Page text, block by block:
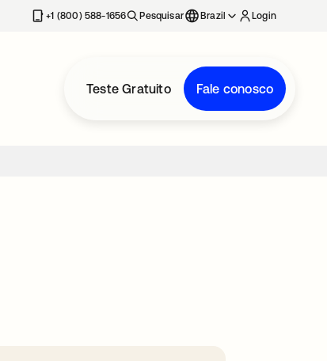
+1 (800) 588-1656 Pesquisar Brazil Login
Teste Gratuito Fale conosco